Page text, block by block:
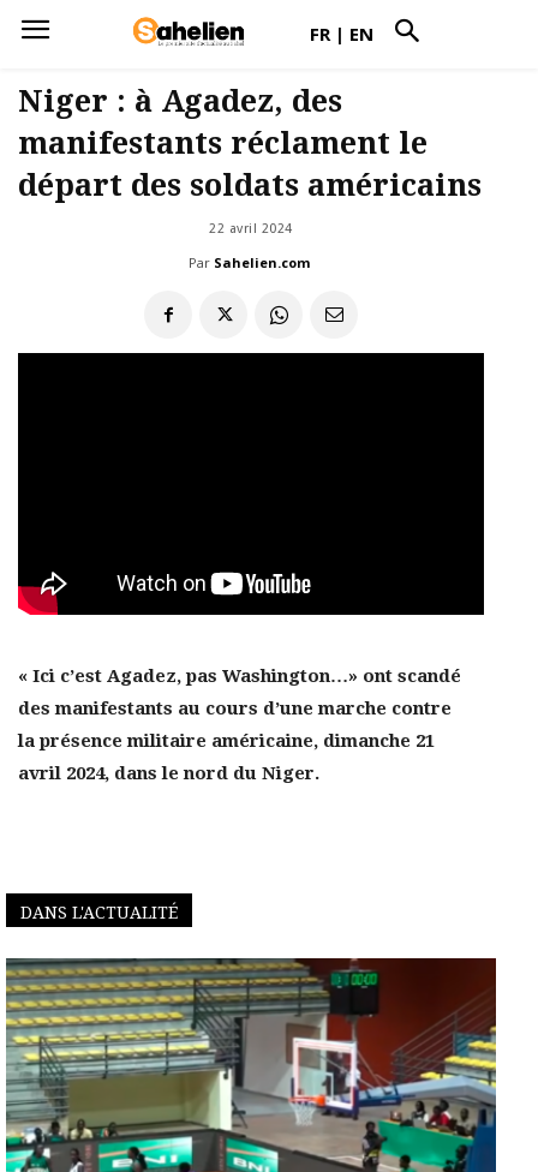
FR | EN
Niger : à Agadez, des
manifestants réclament le
départ des soldats américains
22 avril 2024
Par Sahelien.com
« Ici c’est Agadez, pas Washington…» ont scandé
des manifestants au cours d’une marche contre
la présence militaire américaine, dimanche 21
avril 2024, dans le nord du Niger.
DANS L'ACTUALITÉ